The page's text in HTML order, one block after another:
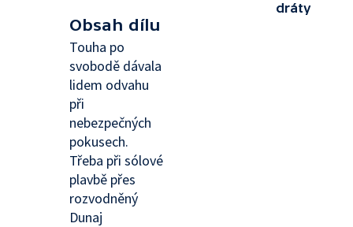
Obsah dílu
Touha po
svobodě dávala
lidem odvahu
při
nebezpečných
pokusech.
Třeba při sólové
plavbě přes
rozvodněný
Dunaj
dráty